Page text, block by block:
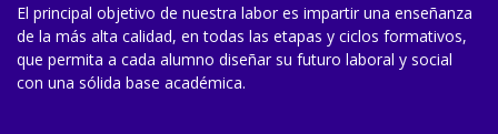
El principal objetivo de nuestra labor es impartir una enseñanza
de la más alta calidad, en todas las etapas y ciclos formativos,
que permita a cada alumno diseñar su futuro laboral y social
con una sólida base académica.